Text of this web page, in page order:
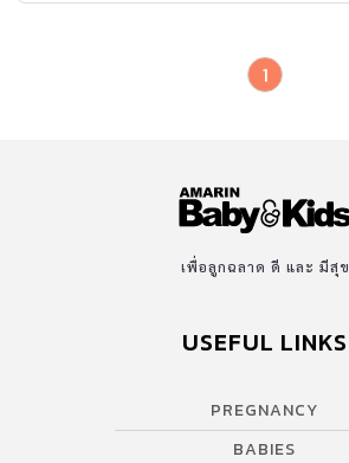
1
เพื่อลูกฉลาด ดี และ มีสุข
USEFUL LINKS
PREGNANCY
BABIES